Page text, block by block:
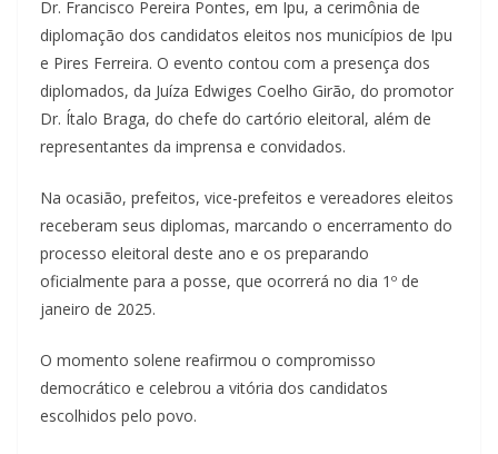
Dr. Francisco Pereira Pontes, em Ipu, a cerimônia de
diplomação dos candidatos eleitos nos municípios de Ipu
e Pires Ferreira. O evento contou com a presença dos
diplomados, da Juíza Edwiges Coelho Girão, do promotor
Dr. Ítalo Braga, do chefe do cartório eleitoral, além de
representantes da imprensa e convidados.
Na ocasião, prefeitos, vice-prefeitos e vereadores eleitos
receberam seus diplomas, marcando o encerramento do
processo eleitoral deste ano e os preparando
oficialmente para a posse, que ocorrerá no dia 1º de
janeiro de 2025.
O momento solene reafirmou o compromisso
democrático e celebrou a vitória dos candidatos
escolhidos pelo povo.